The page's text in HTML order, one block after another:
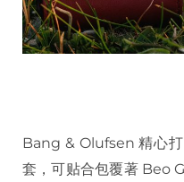
Bang & Olufsen 精心
套，可贴合包覆著 Beo